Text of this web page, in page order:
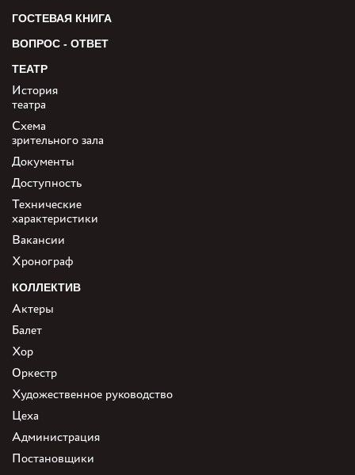
ГОСТЕВАЯ КНИГА
ВОПРОС - ОТВЕТ
ТЕАТР
История
театра
Схема
зрительного зала
Документы
Доступность
Технические
характеристики
Вакансии
Хронограф
КОЛЛЕКТИВ
Актеры
Балет
Хор
Оркестр
Художественное руководство
Цеха
Администрация
Постановщики